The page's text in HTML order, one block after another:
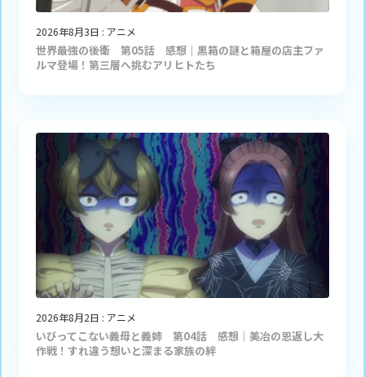
2026年8月3日 : アニメ
世界最強の後衛 第05話 感想｜黒箱の謎と箱屋の店主ファ
ルマ登場！第三層へ挑むアリヒトたち
2026年8月2日 : アニメ
いびってこない義母と義姉 第04話 感想｜美冶の恩返し大
作戦！すれ違う想いと深まる家族の絆